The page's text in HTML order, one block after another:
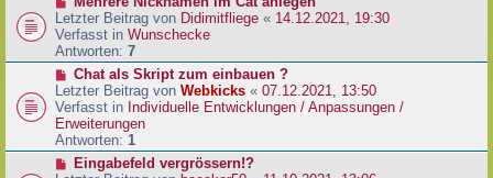
g
e
i
t
r
a
g
e
u
e
r
B
e
i
t
r
a
Letzter Beitrag von Didimitfliege « 14.12.2021, 19:30
Verfasst in Wunschecke
Antworten: 7
N
e
u
e
r
B
e
Chat als Skript zum einbauen ?
Letzter Beitrag von Webkicks « 07.12.2021, 13:50
Verfasst in Individuelle Entwicklungen / Anpassungen /
Erweiterungen
Antworten: 1
NEingabefeld vergrössern!?